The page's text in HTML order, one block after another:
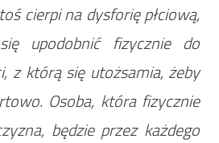
cierpi na dysforię płciową,
upodobnić fizycznie do
z którą się utożsamia, żeby
Osoba, która fizycznie
będzie przez każdego